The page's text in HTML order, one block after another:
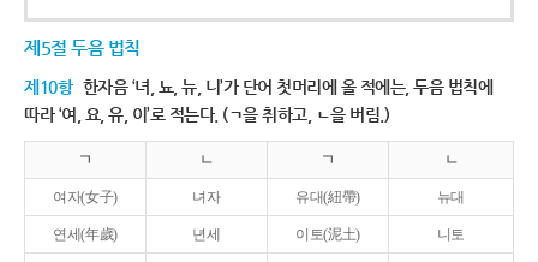
제5절 두음 법칙
제10항 한자음 ‘녀, 뇨, 뉴, 니’가 단어 첫머리에 올 적에는, 두음 법칙에
따라 ‘여, 요, 유, 이’로 적는다. (ㄱ을 취하고, ㄴ을 버림.)
ㄱ ㄴ ㄱ ㄴ
여자(女子) 녀자 유대(紐帶) 뉴대
연세(年歲) 년세 이토(泥土) 니토